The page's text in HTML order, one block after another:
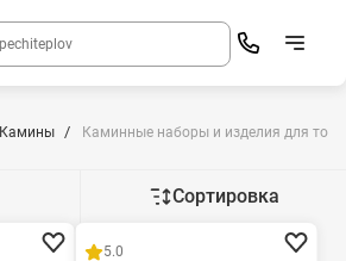
Камины Каминные наборы и изделия для
Сортировка
5.0